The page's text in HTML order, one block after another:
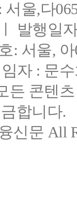
울,다
발행일
: 서울,
자 : 문
든 콘텐
합니다.
문 All